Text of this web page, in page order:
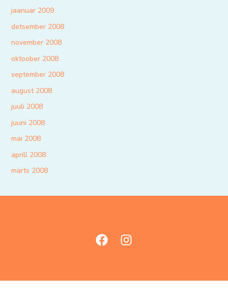
jaanuar 2009
detsember 2008
november 2008
oktoober 2008
september 2008
august 2008
juuli 2008
juuni 2008
mai 2008
aprill 2008
märts 2008